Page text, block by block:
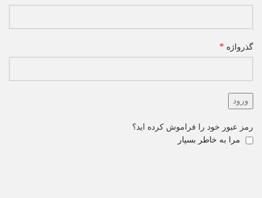
گذرواژه *
ورود
رمز عبور خود را فراموش کرده اید؟
مرا به خاطر بسپار